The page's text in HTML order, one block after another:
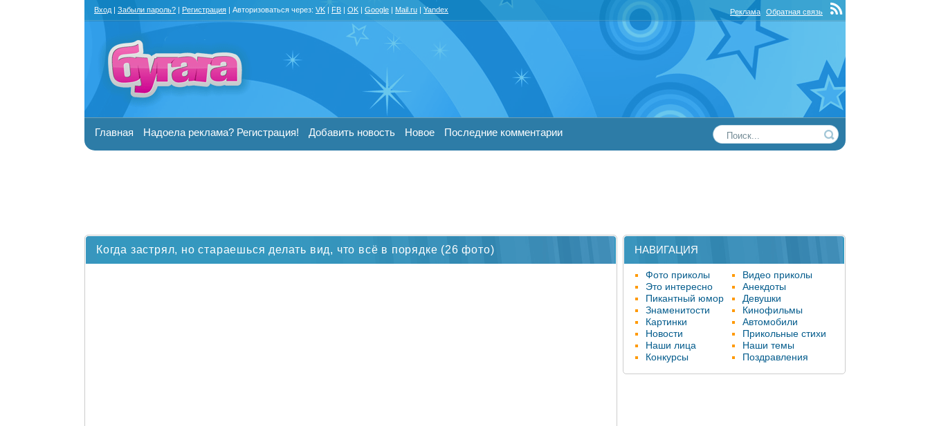
Когда застрял, но стараешься делать вид, что всё в порядке (26 фото) НАВИГАЦИЯ
Фото приколы
Видео приколы
Это интересно
Анекдоты
Пикантный юмор
Девушки
Знаменитости
Кинофильмы
Картинки
Автомобили
Новости
Прикольные стихи
Наши лица
Наши темы
Конкурсы
Поздравления
Вход | Забыли пароль? | Регистрация | Авторизоваться через: VK | FB | OK | Google | Mail.ru | Yandex Реклама Обратная связь
Главная Надоела реклама? Регистрация! Добавить новость Новое Последние комментарии